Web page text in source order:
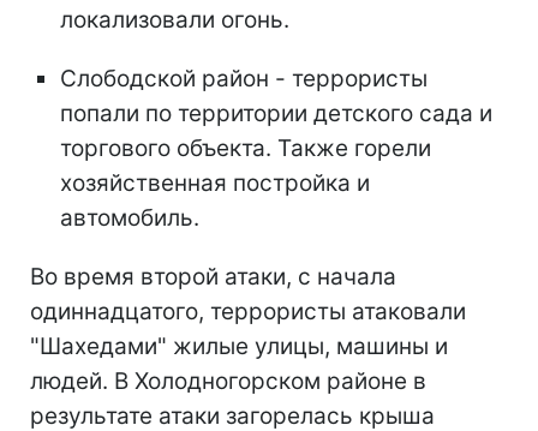
локализовали огонь.
Слободской район - террористы
попали по территории детского сада и
торгового объекта. Также горели
хозяйственная постройка и
автомобиль.
Во время второй атаки, с начала
одиннадцатого, террористы атаковали
"Шахедами" жилые улицы, машины и
людей. В Холодногорском районе в
результате атаки загорелась крыша